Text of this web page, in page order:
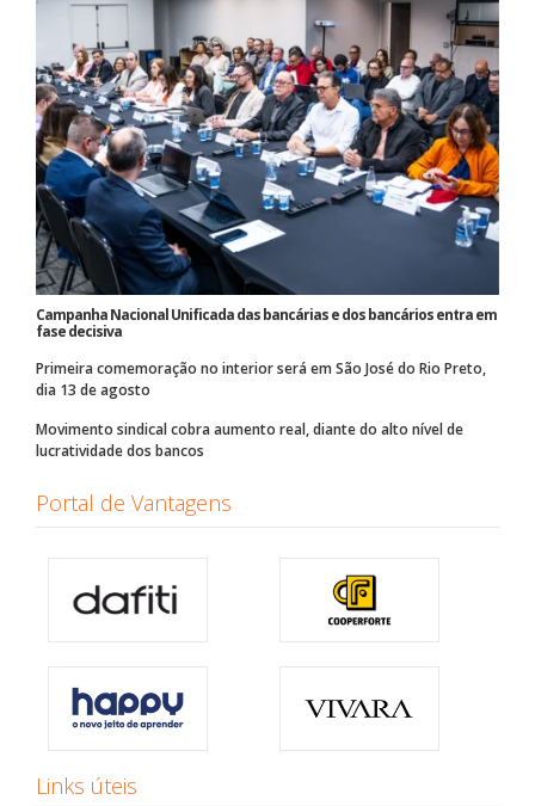
Campanha Nacional Unificada das bancárias e dos bancários entra em
fase decisiva
Primeira comemoração no interior será em São José do Rio Preto,
dia 13 de agosto
Movimento sindical cobra aumento real, diante do alto nível de
lucratividade dos bancos
Portal de Vantagens
Links úteis